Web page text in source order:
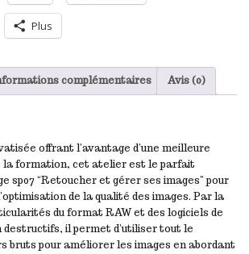
Plus
complémentaires Avis (0)
offrant l’avantage d’une meilleure
la formation, cet atelier est le parfait
sp07 “Retoucher et gérer ses images” pour
de la qualité des images. Par la
du format RAW et des logiciels de
destructifs, il permet d’utiliser tout le
bruts pour améliorer les images en abordant